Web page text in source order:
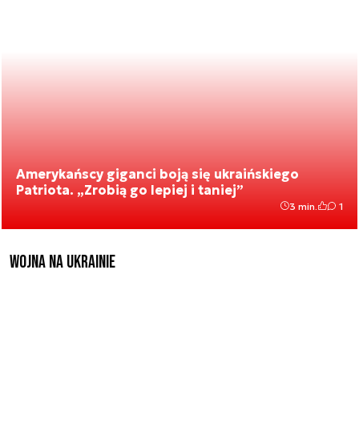
Amerykańscy giganci boją się ukraińskiego
Patriota. „Zrobią go lepiej i taniej”
3 min. 1
Wojna na Ukrainie